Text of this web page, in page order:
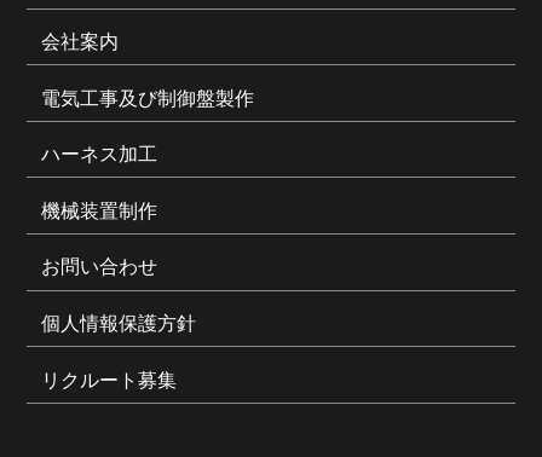
会社案内
電気工事及び制御盤製作
ハーネス加工
機械装置制作
お問い合わせ
個人情報保護方針
リクルート募集